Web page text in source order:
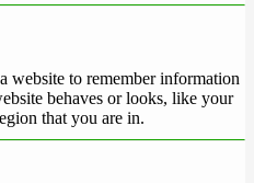
website to remember information
behaves or looks, like your
that you are in.